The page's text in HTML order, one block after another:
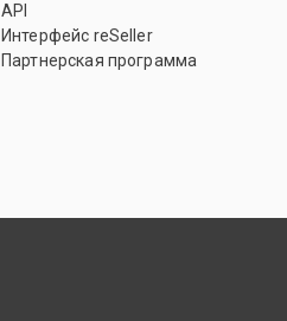
API
Интерфейс reSeller
Партнерская программа